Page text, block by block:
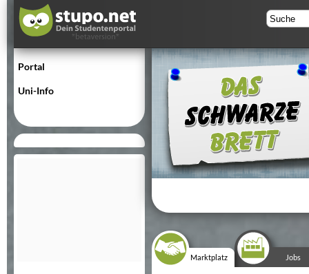
Portal
Uni-Info
Marktplatz Jobs